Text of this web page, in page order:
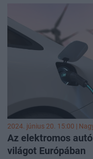
havi adatát sikerült
benzines autóból
hibridek, viszont a többi
elektromost - továbbra
2024. június 20. 15:00 |
Az elektromos
világot Európában